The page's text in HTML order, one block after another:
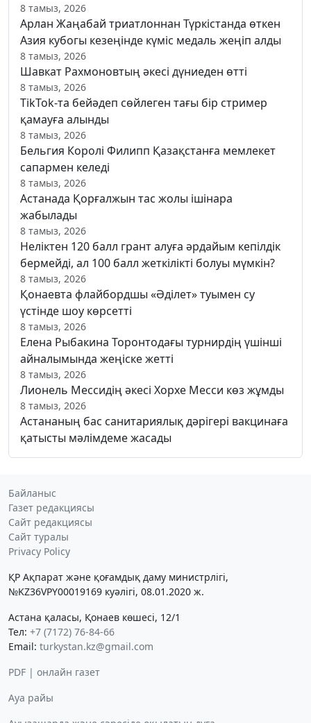
8 тамыз, 2026
Арлан Жаңабай триатлоннан Түркістанда өткен
Азия кубогы кезеңінде күміс медаль жеңіп алды
8 тамыз, 2026
Шавкат Рахмоновтың әкесі дүниеден өтті
8 тамыз, 2026
TikTok-та бейәдеп сөйлеген тағы бір стример
қамауға алынды
8 тамыз, 2026
Бельгия Королі Филипп Қазақстанға мемлекет
сапармен келеді
8 тамыз, 2026
Астанада Қорғалжын тас жолы ішінара
жабылады
8 тамыз, 2026
Неліктен 120 балл грант алуға әрдайым кепілдік
бермейді, ал 100 балл жеткілікті болуы мүмкін?
8 тамыз, 2026
Қонаевта флайбордшы «Әділет» туымен су
үстінде шоу көрсетті
8 тамыз, 2026
Елена Рыбакина Торонтодағы турнирдің үшінші
айналымында жеңіске жетті
8 тамыз, 2026
Лионель Мессидің әкесі Хорхе Месси көз жұмды
8 тамыз, 2026
Астананың бас санитариялық дәрігері вакцинаға
қатысты мәлімдеме жасады
Байланыс
Газет редакциясы
Сайт редакциясы
Сайт туралы
Privacy Policy
ҚР Ақпарат және қоғамдық даму министрлігі,
№KZ36VPY00019169 куәлігі, 08.01.2020 ж.
Астана қаласы, Қонаев көшесі, 12/1
Тел: +7 (7172) 76-84-66
Email: turkystan.kz@gmail.com
PDF | онлайн газет
Ауа райы